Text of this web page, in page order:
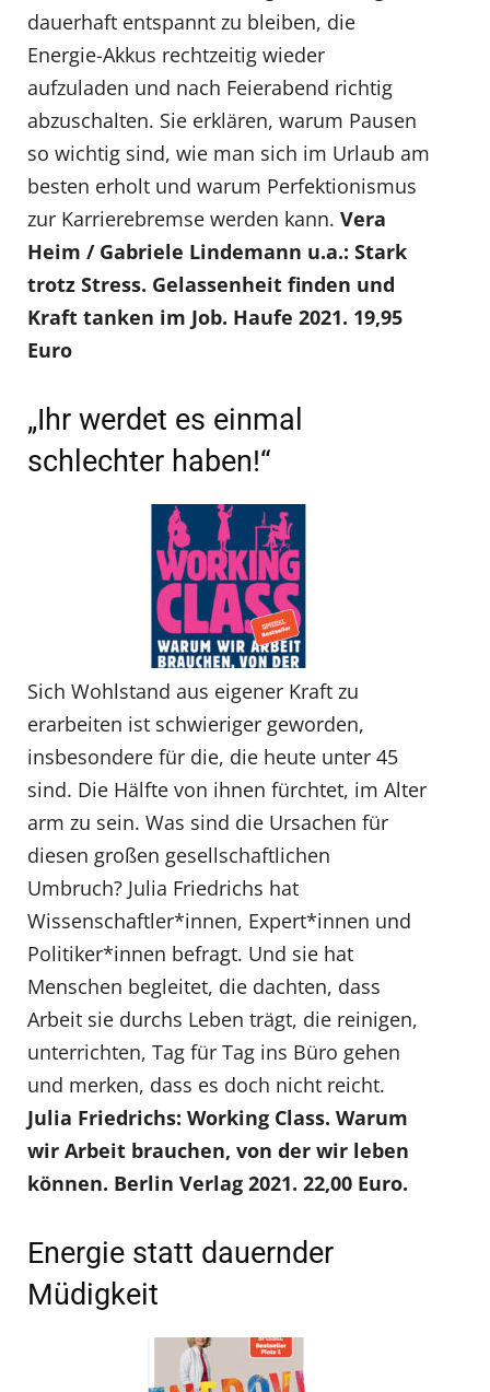
dauerhaft entspannt zu bleiben, die
Energie-Akkus rechtzeitig wieder
aufzuladen und nach Feierabend richtig
abzuschalten. Sie erklären, warum Pausen
so wichtig sind, wie man sich im Urlaub am
besten erholt und warum Perfektionismus
zur Karrierebremse werden kann. Vera
Heim / Gabriele Lindemann u.a.: Stark
trotz Stress. Gelassenheit finden und
Kraft tanken im Job. Haufe 2021. 19,95
Euro
„Ihr werdet es einmal
schlechter haben!“
Sich Wohlstand aus eigener Kraft zu
erarbeiten ist schwieriger geworden,
insbesondere für die, die heute unter 45
sind. Die Hälfte von ihnen fürchtet, im Alter
arm zu sein. Was sind die Ursachen für
diesen großen gesellschaftlichen
Umbruch? Julia Friedrichs hat
Wissenschaftler*innen, Expert*innen und
Politiker*innen befragt. Und sie hat
Menschen begleitet, die dachten, dass
Arbeit sie durchs Leben trägt, die reinigen,
unterrichten, Tag für Tag ins Büro gehen
und merken, dass es doch nicht reicht.
Julia Friedrichs: Working Class. Warum
wir Arbeit brauchen, von der wir leben
können. Berlin Verlag 2021. 22,00 Euro.
Energie statt dauernder
Müdigkeit